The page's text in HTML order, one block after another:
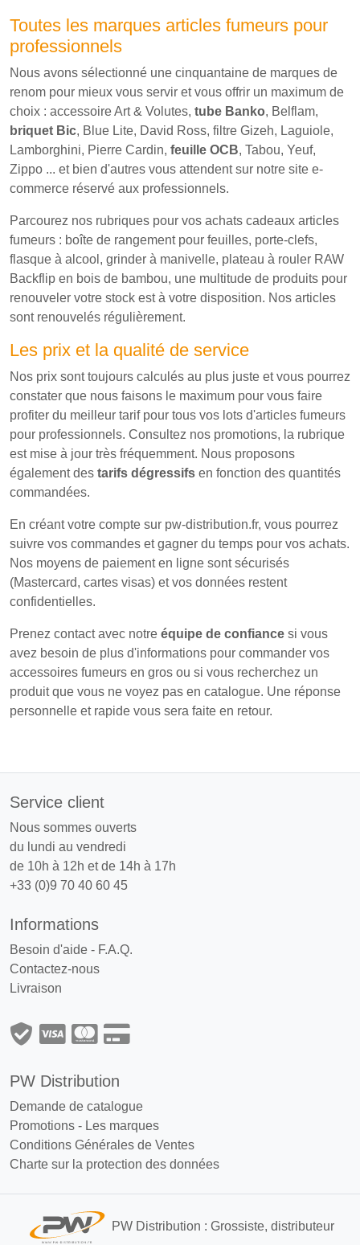
Toutes les marques articles fumeurs pour
professionnels
Nous avons sélectionné une cinquantaine de marques de
renom pour mieux vous servir et vous offrir un maximum de
choix : accessoire Art & Volutes, tube Banko, Belflam,
briquet Bic, Blue Lite, David Ross, filtre Gizeh, Laguiole,
Lamborghini, Pierre Cardin, feuille OCB, Tabou, Yeuf,
Zippo ... et bien d'autres vous attendent sur notre site e-
commerce réservé aux professionnels.
Parcourez nos rubriques pour vos achats cadeaux articles
fumeurs : boîte de rangement pour feuilles, porte-clefs,
flasque à alcool, grinder à manivelle, plateau à rouler RAW
Backflip en bois de bambou, une multitude de produits pour
renouveler votre stock est à votre disposition. Nos articles
sont renouvelés régulièrement.
Les prix et la qualité de service
Nos prix sont toujours calculés au plus juste et vous pourrez
constater que nous faisons le maximum pour vous faire
profiter du meilleur tarif pour tous vos lots d'articles fumeurs
pour professionnels. Consultez nos promotions, la rubrique
est mise à jour très fréquemment. Nous proposons
également des tarifs dégressifs en fonction des quantités
commandées.
En créant votre compte sur pw-distribution.fr, vous pourrez
suivre vos commandes et gagner du temps pour vos achats.
Nos moyens de paiement en ligne sont sécurisés
(Mastercard, cartes visas) et vos données restent
confidentielles.
Prenez contact avec notre équipe de confiance si vous
avez besoin de plus d'informations pour commander vos
accessoires fumeurs en gros ou si vous recherchez un
produit que vous ne voyez pas en catalogue. Une réponse
personnelle et rapide vous sera faite en retour.
Service client
Nous sommes ouverts
du lundi au vendredi
de 10h à 12h et de 14h à 17h
+33 (0)9 70 40 60 45
Informations
Besoin d'aide - F.A.Q.
Contactez-nous
Livraison
PW Distribution
Demande de catalogue
Promotions - Les marques
Conditions Générales de Ventes
Charte sur la protection des données
PW Distribution : Grossiste, distributeur